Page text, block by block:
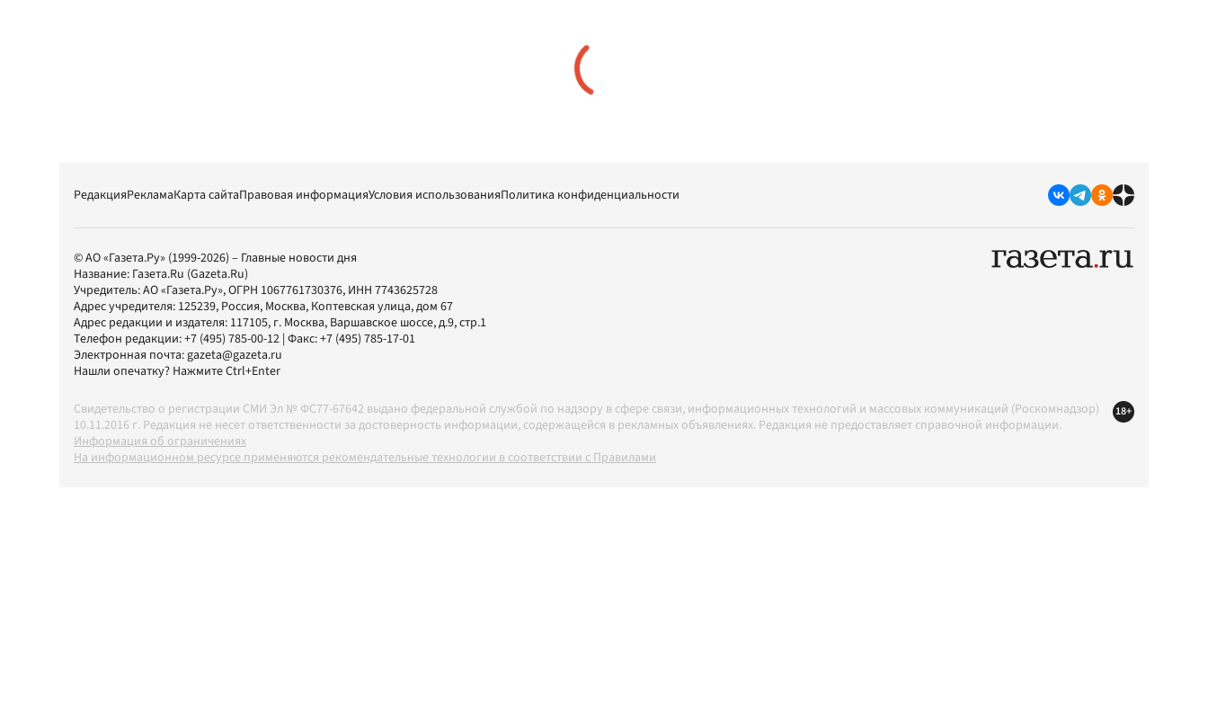
РедакцияРекламаКарта сайтаПравовая информацияУсловия использованияПолитика конфиденциальности
© АО «Газета.Ру» (1999-2026) – Главные новости дня
Название: Газета.Ru (Gazeta.Ru)
Учредитель:АО «Газета.Ру», ОГРН 1067761730376, ИНН 7743625728
Адрес учредителя: 125239, Россия, Москва, Коптевская улица, дом 67
Адрес редакции и издателя: 117105, г. Москва, Варшавское шоссе, д.9, стр.1
Телефон редакции:+7 (495) 785-00-12 | Факс:+7 (495) 785-17-01
Электронная почта:gazeta@gazeta.ru
Нашли опечатку? Нажмите Ctrl+Enter
Свидетельство о регистрации СМИ Эл № ФС77-67642 выдано федеральной службой по надзору в сфере связи, информационных технологий и массовых коммуникаций (Роскомнадзор)
10.11.2016 г. Редакция не несет ответственности за достоверность информации, содержащейся в рекламных объявлениях. Редакция не предоставляет справочной информации.
Информация об ограничениях
На информационном ресурсе применяются рекомендательные технологии в соответствии с Правилами
18+